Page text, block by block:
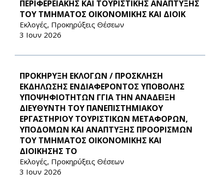
ΠΕΡΙΦΕΡΕΙΑΚΗΣ ΚΑΙ ΤΟΥΡΙΣΤΙΚΗΣ ΑΝΑΠΤΥΞΗΣ
ΤΟΥ ΤΜΗΜΑΤΟΣ ΟΙΚΟΝΟΜΙΚΗΣ ΚΑΙ ΔΙΟΙΚ
Εκλογές, Προκηρύξεις Θέσεων
3 Ιουν 2026
ΠΡΟΚΗΡΥΞΗ ΕΚΛΟΓΩΝ / ΠΡΟΣΚΛΗΣΗ
ΕΚΔΗΛΩΣΗΣ ΕΝΔΙΑΦΕΡΟΝΤΟΣ ΥΠΟΒΟΛΗΣ
ΥΠΟΨΗΦΙΟΤΗΤΩΝ ΓΓΙΑ ΤΗΝ ΑΝΑΔΕΙΞΗ
ΔΙΕΥΘΥΝΤΗ ΤΟΥ ΠΑΝΕΠΙΣΤΗΜΙΑΚΟΥ
ΕΡΓΑΣΤΗΡΙΟΥ ΤΟΥΡΙΣΤΙΚΩΝ ΜΕΤΑΦΟΡΩΝ,
ΥΠΟΔΟΜΩΝ ΚΑΙ ΑΝΑΠΤΥΞΗΣ ΠΡΟΟΡΙΣΜΩΝ
ΤΟΥ ΤΜΗΜΑΤΟΣ ΟΙΚΟΝΟΜΙΚΗΣ ΚΑΙ
ΔΙΟΙΚΗΣΗΣ ΤΟ
Εκλογές, Προκηρύξεις Θέσεων
3 Ιουν 2026